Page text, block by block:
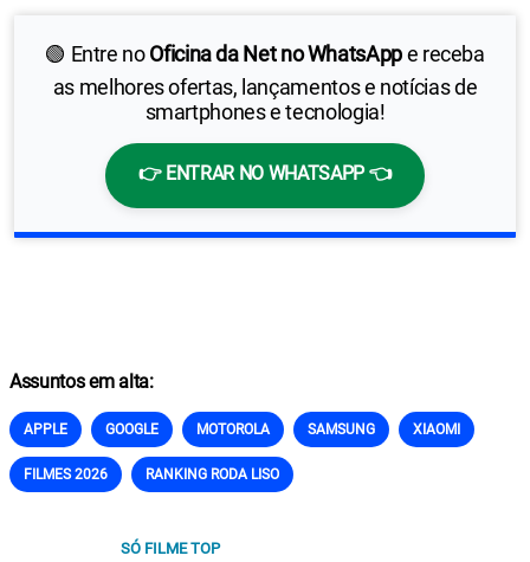
🟢 Entre noOficina da Net no WhatsAppe receba
as melhores ofertas, lançamentos e notícias de
smartphones e tecnologia!
👉 ENTRAR NO WHATSAPP 👈
Assuntos em alta:
APPLE GOOGLE MOTOROLA SAMSUNG XIAOMI
FILMES 2026 RANKING RODA LISO
SÓ FILME TOP